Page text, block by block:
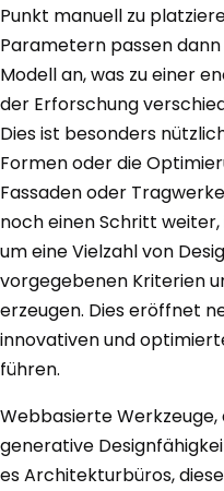
Punkt manuell zu
Parametern passen
Modell an, was zu einer
der Erforschung
Dies ist besonders
Formen oder die
Fassaden oder
noch einen Schritt
um eine Vielzahl von
vorgegebenen Kriterien
erzeugen. Dies eröffnet
innovativen und
führen.
Webbasierte
generative
es Architekturbüros,